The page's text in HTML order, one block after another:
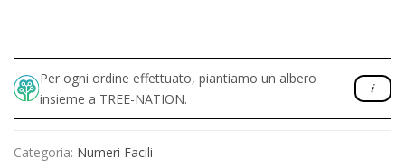
Per ogni ordine effettuato, piantiamo un albero
insieme a TREE-NATION.
Categoria: Numeri Facili